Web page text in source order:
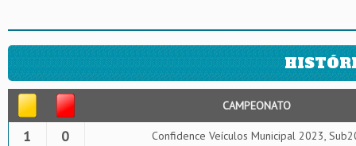
CAMPEONATO
1 0 Confidence Veículos Municipal 2023,